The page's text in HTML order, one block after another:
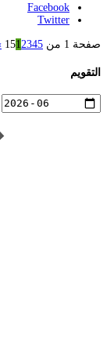
Facebook
Twitter
صفحة 1 من 15 12345
التقويم